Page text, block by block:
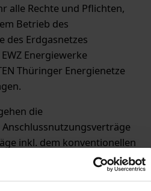
alle Rechte und Pflichten,
Betrieb des
des Erdgasnetzes
Energiewerke
Thüringer Energienetze
die
inkl. dem konventionellen
für moderne